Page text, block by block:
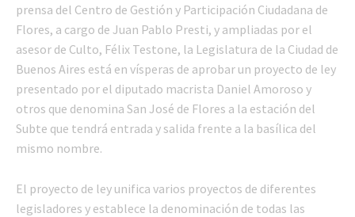
prensa del Centro de Gestión y Participación Ciudadana de
Flores, a cargo de Juan Pablo Presti, y ampliadas por el
asesor de Culto, Félix Testone, la Legislatura de la Ciudad de
Buenos Aires está en vísperas de aprobar un proyecto de ley
presentado por el diputado macrista Daniel Amoroso y
otros que denomina San José de Flores a la estación del
Subte que tendrá entrada y salida frente a la basílica del
mismo nombre.
El proyecto de ley unifica varios proyectos de diferentes
legisladores y establece la denominación de todas las